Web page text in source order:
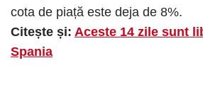
cota de piață este deja de 8%.
Citește și: Aceste 14 zile sunt
Spania